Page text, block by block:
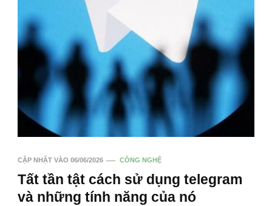
CẬP NHẬT VÀO 06/06/2026 CÔNG NGHỆ
Tất tần tật cách sử dụng telegram
và những tính năng của nó